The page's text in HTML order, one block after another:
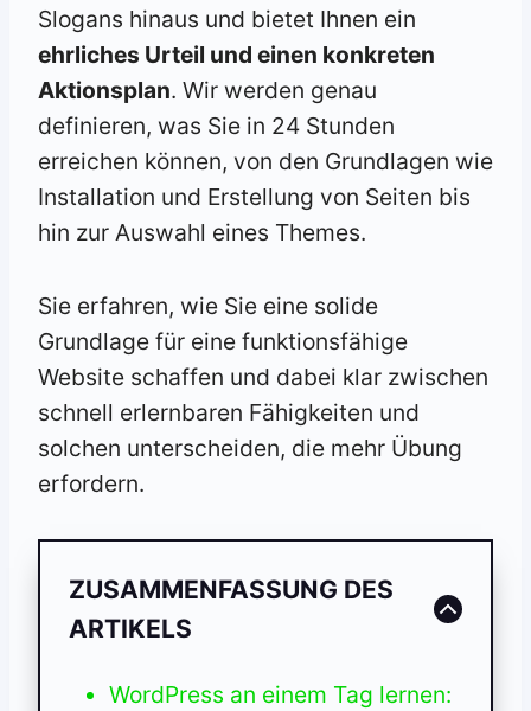
Slogans hinaus und bietet Ihnen ein
ehrliches Urteil und einen konkreten
Aktionsplan. Wir werden genau
definieren, was Sie in 24 Stunden
erreichen können, von den Grundlagen wie
Installation und Erstellung von Seiten bis
hin zur Auswahl eines Themes.
Sie erfahren, wie Sie eine solide
Grundlage für eine funktionsfähige
Website schaffen und dabei klar zwischen
schnell erlernbaren Fähigkeiten und
solchen unterscheiden, die mehr Übung
erfordern.
ZUSAMMENFASSUNG DES
ARTIKELS
WordPress an einem Tag lernen: